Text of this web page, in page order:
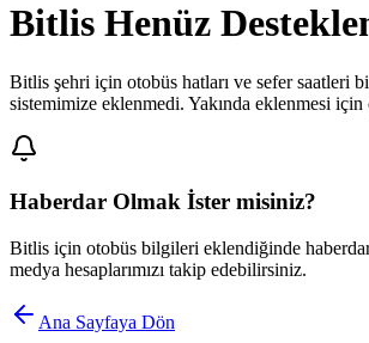
Bitlis Henüz
Bitlis şehri için otobüs hatları ve sefer saatleri
sistemimize eklenmedi. Yakında eklenmesi için
Haberdar Olmak İster misiniz?
Bitlis için otobüs bilgileri eklendiğinde
medya hesaplarımızı takip edebilirsiniz.
Ana Sayfaya Dön